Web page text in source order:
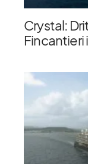
Crystal: